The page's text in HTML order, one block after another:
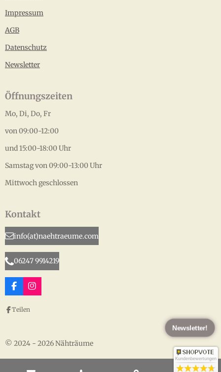
Impressum
AGB
Datenschutz
Newsletter
Öffnungszeiten
Mo, Di, Do, Fr
von 09:00-12:00
und 15:00-18:00 Uhr
Samstag von 09:00-13:00 Uhr
Mittwoch geschlossen
Kontakt
info(at)naehtraeume.com
06247 9914219
F
a
c
e
k
I
n
a
Teilen
Newsletter!
© 2024 - 2026 Nähträume
Kundenbewertungen